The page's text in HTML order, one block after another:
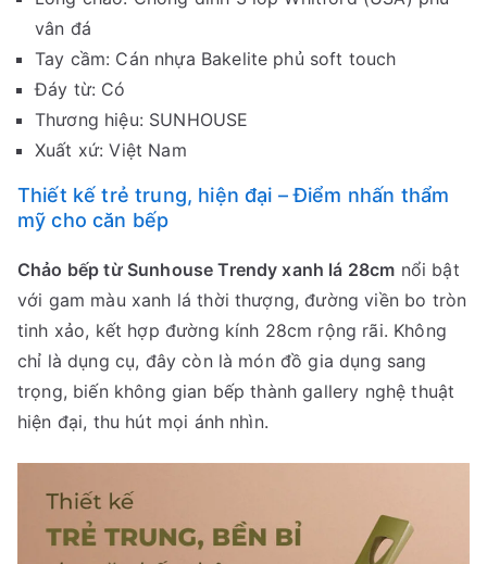
vân đá
Tay cầm: Cán nhựa Bakelite phủ soft touch
Đáy từ: Có
Thương hiệu: SUNHOUSE
Xuất xứ: Việt Nam
Thiết kế trẻ trung, hiện đại – Điểm nhấn thẩm
mỹ cho căn bếp
Chảo bếp từ Sunhouse Trendy xanh lá 28cm nổi bật
với gam màu xanh lá thời thượng, đường viền bo tròn
tinh xảo, kết hợp đường kính 28cm rộng rãi. Không
chỉ là dụng cụ, đây còn là món đồ gia dụng sang
trọng, biến không gian bếp thành gallery nghệ thuật
hiện đại, thu hút mọi ánh nhìn.